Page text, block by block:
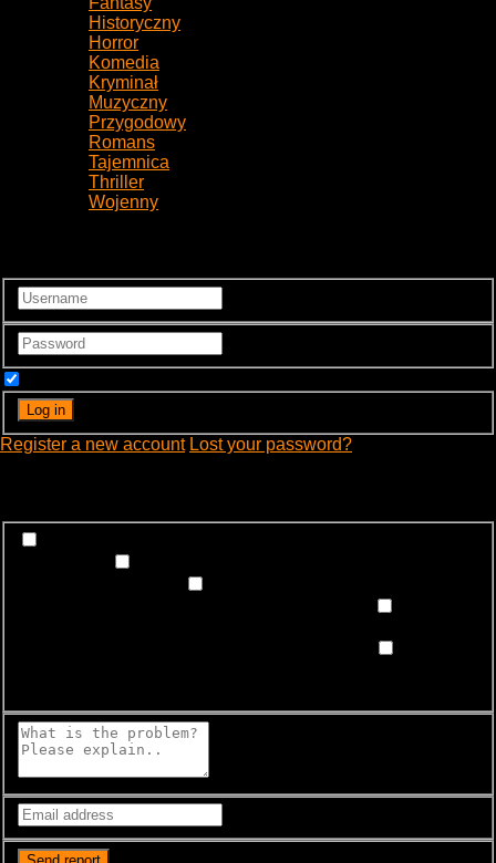
Historyczny
Horror
Komedia
Kryminał
Muzyczny
Przygodowy
Romans
Tajemnica
Thriller
Wojenny
Register a new account Lost your password?